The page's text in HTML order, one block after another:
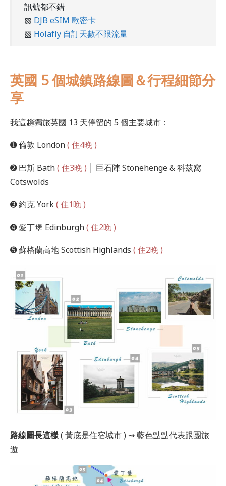
訊號都不錯
▧ DJB eSIM 歐密卡
▧ Holafly 自訂天數不限流量
英國 5 個城鎮路線圖＆行程細節分
享
我這趟獨旅英國 13 天停留的 5 個主要城市：
➊ 倫敦 London( 住4晚 )
➋ 巴斯 Bath( 住3晚 ) │ 巨石陣 Stonehenge & 科茲窩
Cotswolds
➌ 約克 York( 住1晚 )
➍ 愛丁堡 Edinburgh( 住2晚 )
➎ 蘇格蘭高地 Scottish Highlands ( 住2晚 )
路線圖長這樣( 黃底是住宿城市 ) ⇝ 藍色點點代表跟團旅
遊